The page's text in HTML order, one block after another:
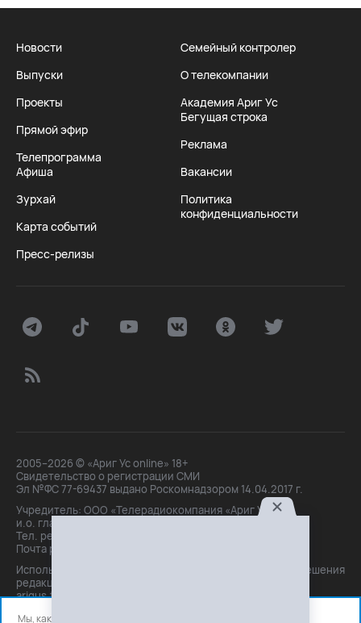
Новости
Выпуски
Проекты
Прямой эфир
Телепрограмма
Афиша
Зурхай
Карта событий
Пресс-релизы
Семейный контролер
О телекомпании
Академия Ариг Ус
Бегущая строка
Реклама
Вакансии
Политика
конфиденциальности
2005–2026 © «Ариг Ус online» 18+
Свидетельство о регистрации СМИ
Эл №ФС 77-69437 выдано Роскомнадзором 14.04.2017 г.
Учредитель: ООО «Телерадиокомпания «Ариг Ус»,
и.о. главного редактора: Маханова О.Б.
Тел. peдakции: +7(3012)21-30-14,
Почта peдakции: editor@arigus.tv
Использование материалов только с письменного разрешения
редакции. При цитировании прямая активная ссылка на
arigus.tv обязательна.
Мы, как и все используем файлы cookie и сервисы аналитики.